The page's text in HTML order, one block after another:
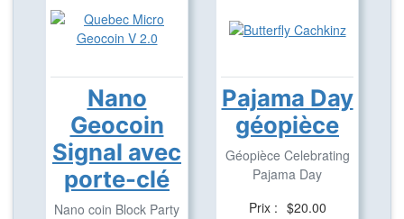
Nano
Geocoin
Signal avec
porte-clé
Nano coin Block Party
Pajama Day
géopièce
Géopièce Celebrating
Pajama Day
Prix : $20.00